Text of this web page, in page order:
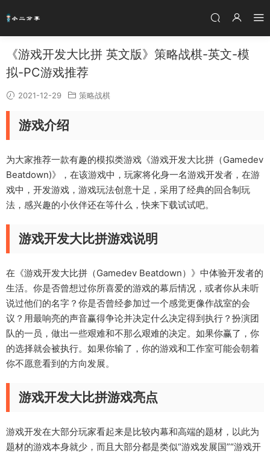
《游戏开发大比拼 英文版》策略战棋-英文-模
拟-PC游戏推荐
2021-12-29 策略战棋
游戏介绍
为大家推荐一款有趣的模拟类游戏《游戏开发大比拼（Gamedev
Beatdown)》，在该游戏中，玩家将化身一名游戏开发者，在游
戏中，开发游戏，游戏玩法创意十足，采用了经典的回合制玩
法，感兴趣的小伙伴还在等什么，快来下载试试吧。
游戏开发大比拼游戏说明
在《游戏开发大比拼（Gamedev Beatdown）》中体验开发者的
生活。你是否曾想过你所喜爱的游戏的幕后情况，或者你从未听
说过他们的名字？你是否曾经参加过一个感觉更像作战室的会
议？用最响亮的声音赢得争论并决定什么决定得到执行？扮演团
队的一员，做出一些艰难和不那么艰难的决定。如果你赢了，你
的选择就会被执行。如果你输了，你的游戏和工作室可能会朝着
你不愿意看到的方向发展。
游戏开发大比拼游戏亮点
游戏开发在大部分玩家看起来是比较内幕和高端的题材，以此为
题材的游戏本身就少，而且大部分都是类似“游戏发展国”“游戏开